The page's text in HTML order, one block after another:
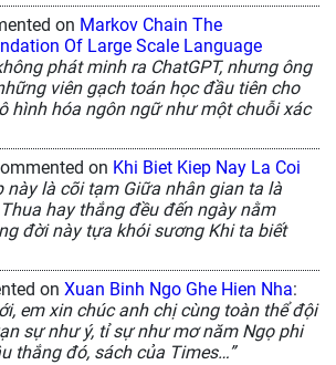
on Markov Chain The
Of Large Scale Language
phát minh ra ChatGPT, nhưng ông
viên gạch toán học đầu tiên cho
hình hóa ngôn ngữ như một chuỗi xác
on Khi Biet Kiep Nay La Coi
này là cõi tạm Giữa nhân gian ta là
hay thắng đều đến ngày nằm
đời này tựa khói sương Khi ta biết
on Xuan Binh Ngo Ghe Hien Nha:
em xin chúc anh chị cùng toàn thể đội
sự như ý, tỉ sự như mơ năm Ngọ phi
thắng đó, sách của Times…”